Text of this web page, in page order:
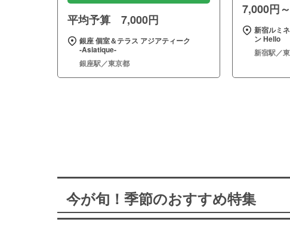
平均予算 7,000円
銀座 個室＆テラス アジアティーク
‐Asiatique‐
銀座駅／東京都
7,000円
新宿ルミ
ン Hello
新宿駅／
今が旬！季節のおすすめ特集